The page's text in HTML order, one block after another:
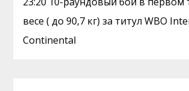
весе ( до 90,7 кг) за титул WBO
Continental